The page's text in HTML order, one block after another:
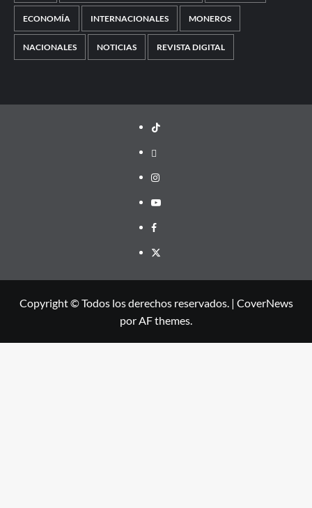
ECONOMÍA INTERNACIONALES MONEROS
NACIONALES NOTICIAS REVISTA DIGITAL
TikTok
threads
Instagram
Youtube
Facebook
X
Copyright © Todos los derechos reservados. | CoverNews
por AF themes.